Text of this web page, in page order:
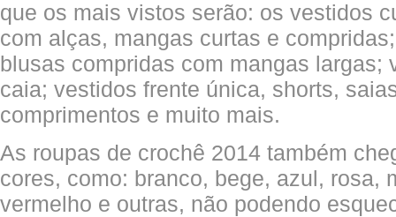
que os mais vistos serão: os vestidos
com alças, mangas curtas e
blusas compridas com mangas largas;
caia; vestidos frente única, shorts,
comprimentos e muito mais.
As roupas de crochê 2014 também
cores, como: branco, bege, azul, rosa,
vermelho e outras, não podendo